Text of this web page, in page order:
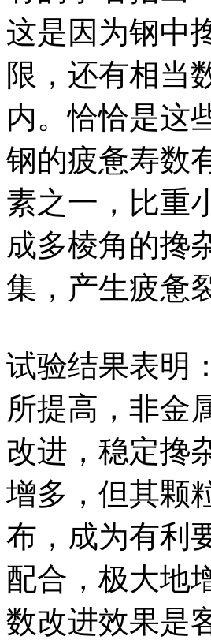
这是因为钢中
限，还有相当
内。恰恰是这
钢的疲惫寿数
素之一，比重
成多棱角的搀
集，产生疲惫
试验结果表明
所提高，非金
改进，稳定搀
增多，但其颗
布，成为有利
配合，极大地
数改进效果是